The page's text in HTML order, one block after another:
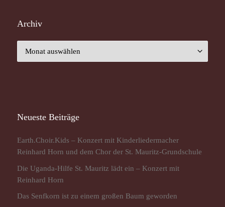
Archiv
Neueste Beiträge
Earth.Choir.Kids – Konzert mit Kinderliedermacher
Reinhard Horn und dem Chor der St. Mauritz-Grundschule
Die Uganda-Hilfe St. Mauritz lädt ein – Konzert mit
Reinhard Horn
Das Senfkorn ist zu einem großen Baum geworden